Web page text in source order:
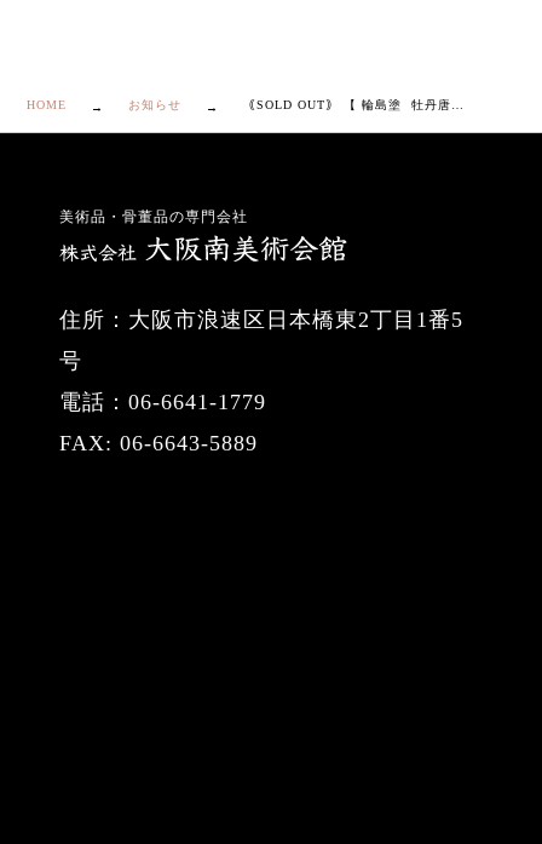
HOME お知らせ
美術品・骨董品の専門会社
住所：大阪市浪速区日本橋東2丁目1番5
号
電話：06-6641-1779
FAX: 06-6643-5889